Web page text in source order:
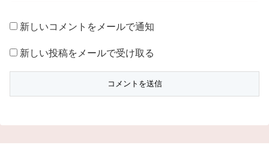
新しいコメントをメールで通知
新しい投稿をメールで受け取る